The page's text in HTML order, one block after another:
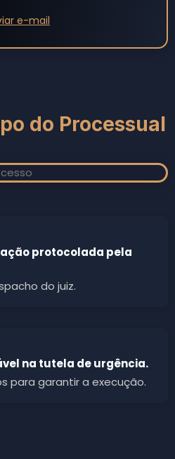
e-mail
do Processual
protocolada pela
do juiz.
na tutela de urgência.
para garantir a execução.